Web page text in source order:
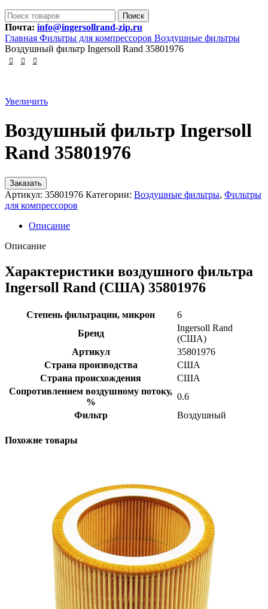
Поиск
Почта: info@ingersollrand-zip.ru
Главная Фильтры для компрессоров Воздушные фильтры
Воздушный фильтр Ingersoll Rand 35801976
Увеличить
Воздушный фильтр Ingersoll
Rand 35801976
Заказать
Артикул: 35801976 Категории: Воздушные фильтры, Фильтры
для компрессоров
Описание
Описание
Характеристики воздушного фильтра
Ingersoll Rand (США) 35801976
Степень фильтрации, микрон
6
Бренд
Ingersoll Rand
(США)
Артикул
35801976
Страна производства
США
Страна происхождения
США
Сопротивлением воздушному потоку,
%
0.6
Фильтр
Воздушный
Похожие товары